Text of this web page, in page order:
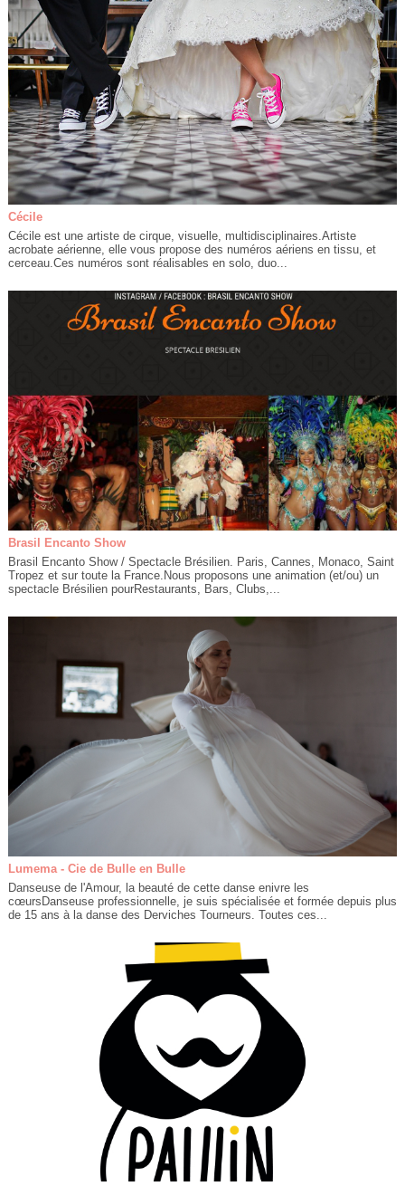
Cécile
Cécile est une artiste de cirque, visuelle, multidisciplinaires.Artiste
acrobate aérienne, elle vous propose des numéros aériens en tissu, et
cerceau.Ces numéros sont réalisables en solo, duo...
Brasil Encanto Show
Brasil Encanto Show / Spectacle Brésilien. Paris, Cannes, Monaco, Saint
Tropez et sur toute la France.Nous proposons une animation (et/ou) un
spectacle Brésilien pourRestaurants, Bars, Clubs,...
Lumema - Cie de Bulle en Bulle
Danseuse de l'Amour, la beauté de cette danse enivre les
cœursDanseuse professionnelle, je suis spécialisée et formée depuis plus
de 15 ans à la danse des Derviches Tourneurs. Toutes ces...